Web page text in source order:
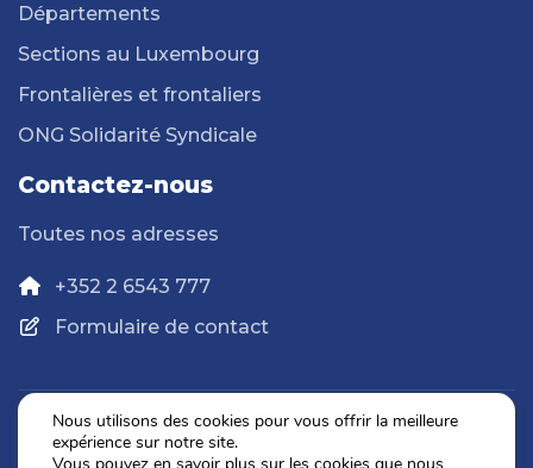
Départements
Sections au Luxembourg
Frontalières et frontaliers
ONG Solidarité Syndicale
Contactez-nous
Toutes nos adresses
+352 2 6543 777
Formulaire de contact
Politique de confidentialité
Nous utilisons des cookies pour vous offrir la meilleure
expérience sur notre site.